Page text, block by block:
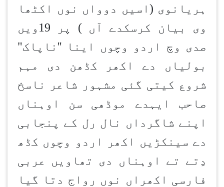
ہریانوی (اسیں دوواں نوں اکٹھا
وی بیان کرسکدے آں ) پر 19ویں
صدی وچ اردو وچوں اینا ''ناپاک"
بولیاں دے اکھر کڈھن دی مہم
شروع کیتی گئی مشہور شاعر ناسخ
صاحب ایہدے موڈھی سن اوہناں
اپنے شاگرداں نال رل کے پنجابی
دے سینکڑیں اکھر اردو وچوں کڈھ
دِتے تے اوہناں دی تھاویں عربی
فارسی اکھراں نوں رواج دتا گیا